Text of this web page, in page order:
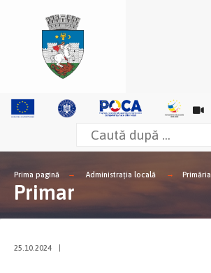
Prima pagină Administrația locală Primăria
Primar
25.10.2024